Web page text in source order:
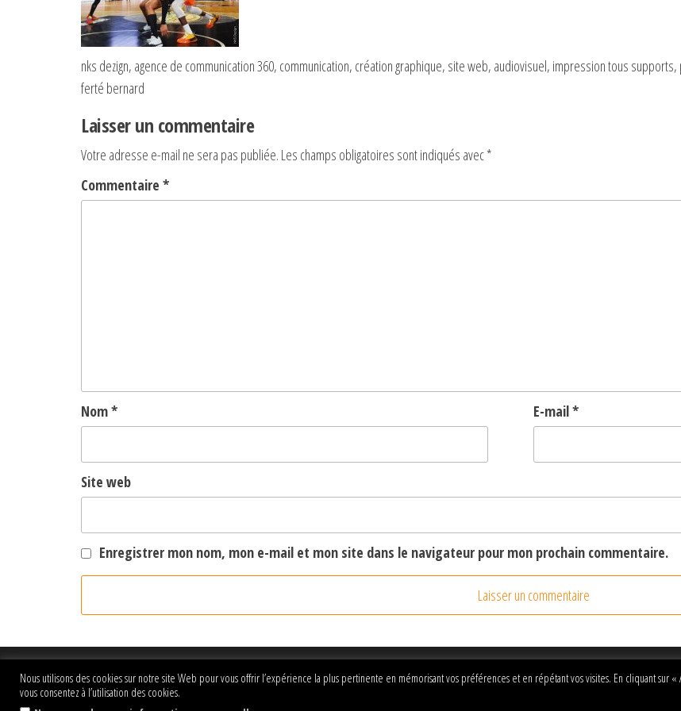
nks dezign, agence de communication 360, communication, création graphique, site web, audiovisuel, impression tous
ferté bernard
Laisser un commentaire
Votre adresse e-mail ne sera pas publiée. Les champs obligatoires sont indiqués avec*
Commentaire *
Nom* E-mail*
Site web
Enregistrer mon nom, mon e-mail et mon site dans le navigateur pour mon prochain commentaire.
Copyright ©2025 NKS - Dezign
All Rights Reserved
Nous utilisons des cookies sur notre site Web pour vous offrir l’expérience la plus pertinente en mémorisant vos préférences et en répétant vos visites. En cliquant sur «
vous consentez à l’utilisation des cookies.